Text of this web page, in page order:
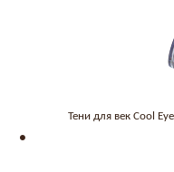
Тени для век Cool